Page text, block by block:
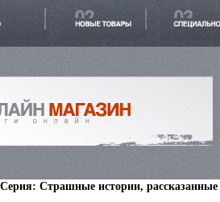
Страшные истории, рассказанные